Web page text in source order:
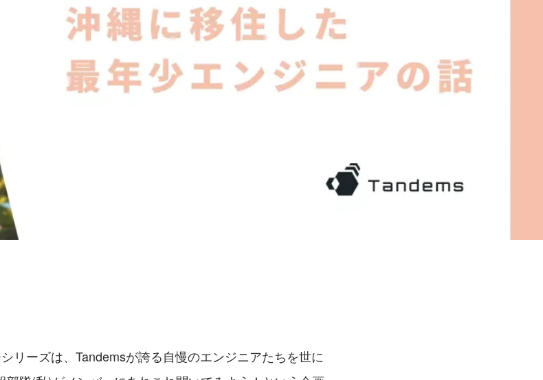
リーズは、Tandemsが誇る自慢のエンジニアたちを世に